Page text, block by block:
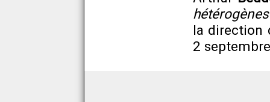
la direction
2